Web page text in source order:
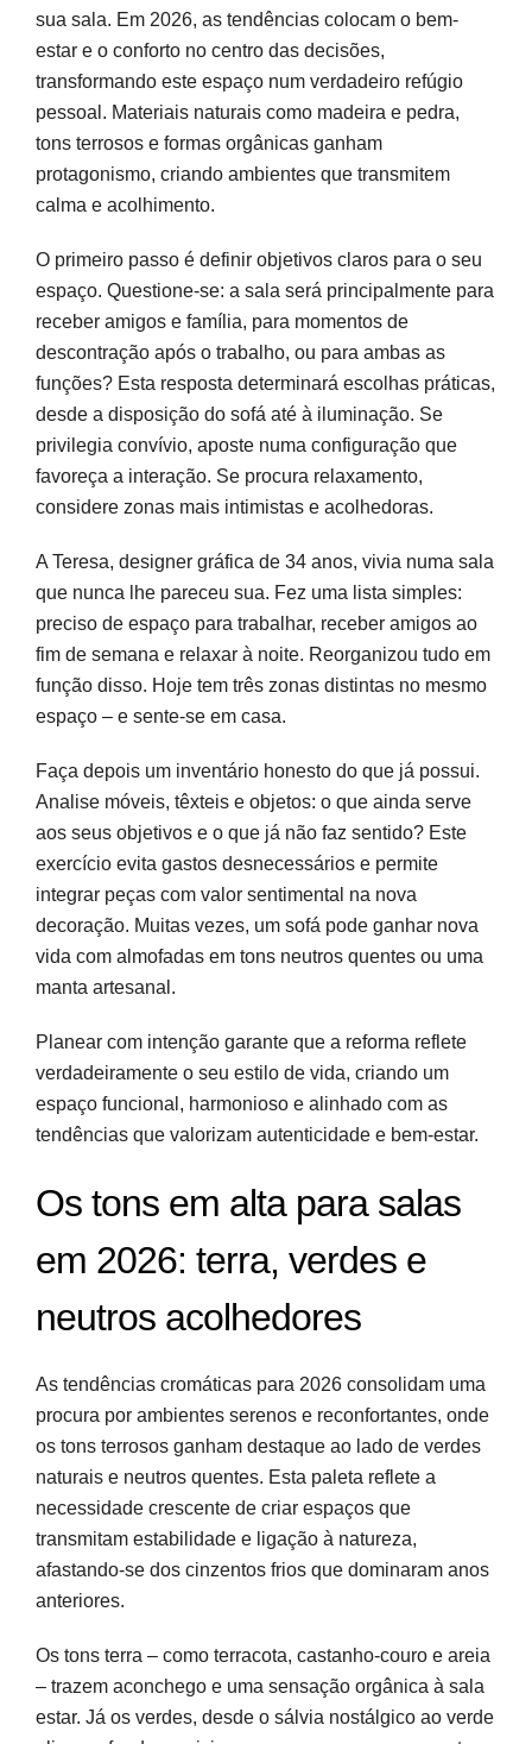
sua sala. Em 2026, as tendências colocam o bem-
estar e o conforto no centro das decisões,
transformando este espaço num verdadeiro refúgio
pessoal. Materiais naturais como madeira e pedra,
tons terrosos e formas orgânicas ganham
protagonismo, criando ambientes que transmitem
calma e acolhimento.
O primeiro passo é definir objetivos claros para o seu
espaço. Questione-se: a sala será principalmente para
receber amigos e família, para momentos de
descontração após o trabalho, ou para ambas as
funções? Esta resposta determinará escolhas práticas,
desde a disposição do sofá até à iluminação. Se
privilegia convívio, aposte numa configuração que
favoreça a interação. Se procura relaxamento,
considere zonas mais intimistas e acolhedoras.
A Teresa, designer gráfica de 34 anos, vivia numa sala
que nunca lhe pareceu sua. Fez uma lista simples:
preciso de espaço para trabalhar, receber amigos ao
fim de semana e relaxar à noite. Reorganizou tudo em
função disso. Hoje tem três zonas distintas no mesmo
espaço – e sente-se em casa.
Faça depois um inventário honesto do que já possui.
Analise móveis, têxteis e objetos: o que ainda serve
aos seus objetivos e o que já não faz sentido? Este
exercício evita gastos desnecessários e permite
integrar peças com valor sentimental na nova
decoração. Muitas vezes, um sofá pode ganhar nova
vida com almofadas em tons neutros quentes ou uma
manta artesanal.
Planear com intenção garante que a reforma reflete
verdadeiramente o seu estilo de vida, criando um
espaço funcional, harmonioso e alinhado com as
tendências que valorizam autenticidade e bem-estar.
Os tons em alta para salas
em 2026: terra, verdes e
neutros acolhedores
As tendências cromáticas para 2026 consolidam uma
procura por ambientes serenos e reconfortantes, onde
os tons terrosos ganham destaque ao lado de verdes
naturais e neutros quentes. Esta paleta reflete a
necessidade crescente de criar espaços que
transmitam estabilidade e ligação à natureza,
afastando-se dos cinzentos frios que dominaram anos
anteriores.
Os tons terra – como terracota, castanho-couro e areia
– trazem aconchego e uma sensação orgânica à sala
estar. Já os verdes, desde o sálvia nostálgico ao verde